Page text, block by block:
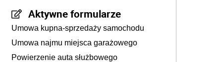
Aktywne formularze
Umowa kupna-sprzedaży samochodu
Umowa najmu miejsca garażowego
Powierzenie auta służbowego